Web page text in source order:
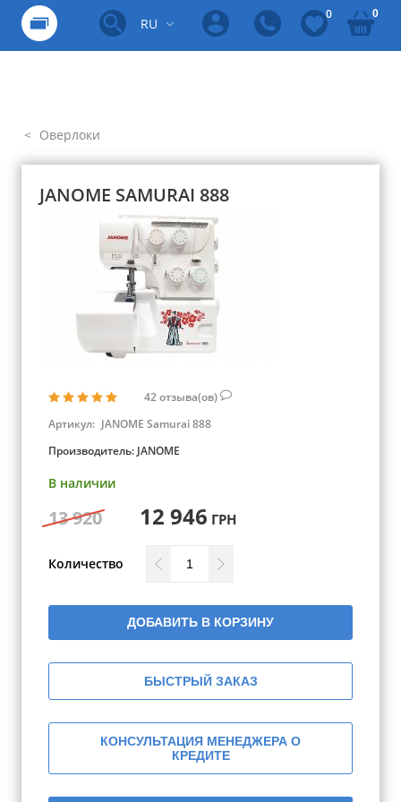
RU
0 0
Оверлоки
JANOME SAMURAI 888
42отзыва(ов)
Артикул: JANOME Samurai 888
Производитель: JANOME
В наличии
13 920 12 946 ГРН
Количество
ДОБАВИТЬ В КОРЗИНУ
БЫСТРЫЙ ЗАКАЗ
КОНСУЛЬТАЦИЯ МЕНЕДЖЕРА О
КРЕДИТЕ